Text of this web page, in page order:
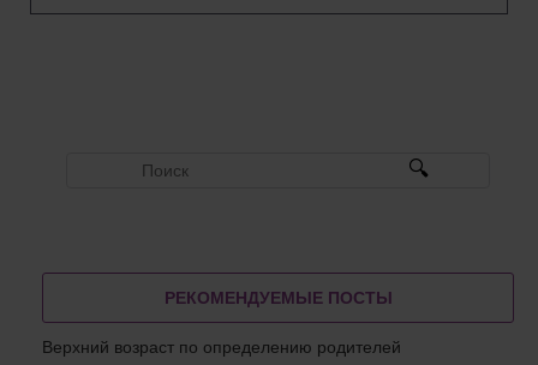
РЕКОМЕНДУЕМЫЕ ПОСТЫ
Верхний возраст по определению родителей